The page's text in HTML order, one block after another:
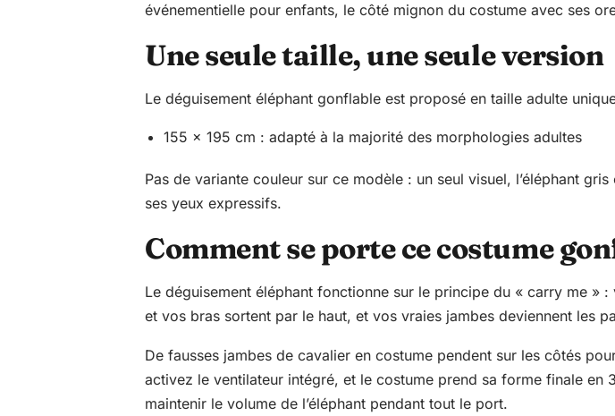
événementielle pour enfants, le côté mignon du costume avec ses
Une seule taille, une seule version
Le déguisement éléphant gonflable est proposé en taille adulte
155 x 195 cm : adapté à la majorité des morphologies adultes
Pas de variante couleur sur ce modèle : un seul visuel, l’éléphant
ses yeux expressifs.
Comment se porte ce costume
Le déguisement éléphant fonctionne sur le principe du « carry me
et vos bras sortent par le haut, et vos vraies jambes deviennent les
De fausses jambes de cavalier en costume pendent sur les côtés
activez le ventilateur intégré, et le costume prend sa forme finale
maintenir le volume de l’éléphant pendant tout le port.